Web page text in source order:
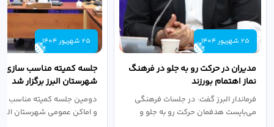
25 شهریور 1404
مدیران در حرکت رو به جلو در فرهنگ
نماز اهتمام بورزند
فرماندار البرز گفت: در جلسات فرهنگی
می‌بایست هدفمان حرکت رو به جلو و
25 شهریور 1404
جلسه کمیته مناسب سازی
شهرستان البرز برگزار شد
دومین جلسه کمیته مناسب
و اماکن عمومی شهرستان